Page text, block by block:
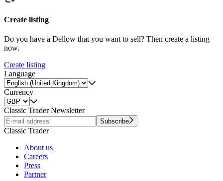
Create listing
Do you have a Dellow that you want to sell? Then create a listing
now.
Create listing
Language
Currency
Classic Trader Newsletter
Subscribe
Classic Trader
About us
Careers
Press
Partner